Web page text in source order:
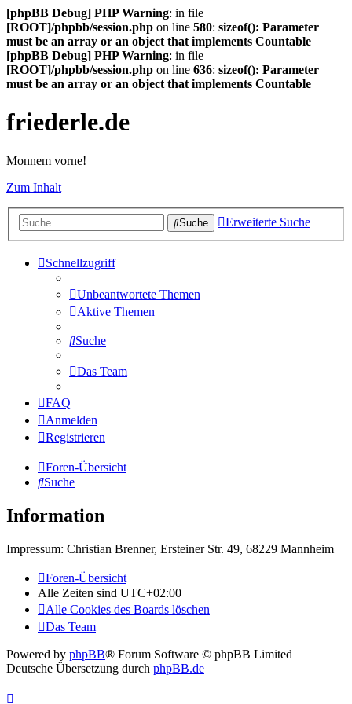
[phpBB Debug] PHP Warning: in file
[ROOT]/phpbb/session.php on line 580: sizeof(): Parameter
must be an array or an object that implements Countable
[phpBB Debug] PHP Warning: in file
[ROOT]/phpbb/session.php on line 636: sizeof(): Parameter
must be an array or an object that implements Countable
friederle.de
Monnem vorne!
Zum Inhalt
Suche Erweiterte Suche
Schnellzugriff
Unbeantwortete Themen
Aktive Themen
Suche
Das Team
FAQ
Anmelden
Registrieren
Foren-Übersicht
Suche
Information
Impressum: Christian Brenner, Ersteiner Str. 49, 68229 Mannheim
Foren-Übersicht
Alle Zeiten sind UTC+02:00
Alle Cookies des Boards löschen
Das Team
Powered by phpBB® Forum Software © phpBB Limited
Deutsche Übersetzung durch phpBB.de